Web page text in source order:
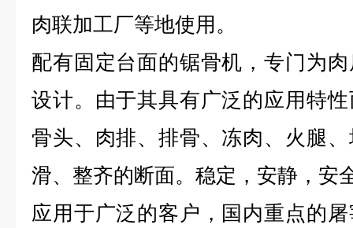
肉联加工厂等地使用。
配有固定台面的锯骨机，专门为
设计。由于其具有广泛的应用特
骨头、肉排、排骨、冻肉、火腿
滑、整齐的断面。稳定，安静，安
应用于广泛的客户，国内重点的